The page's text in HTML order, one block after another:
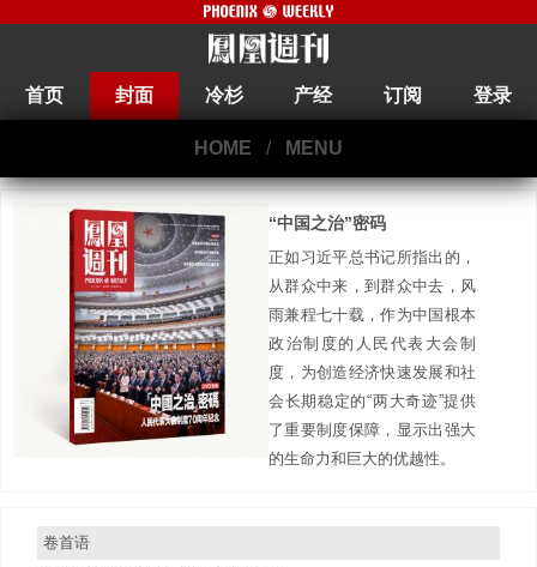
首页 封面 冷杉 产经 订阅 登录
HOME / MENU
“中国之治”密码
正如习近平总书记所指出的，
从群众中来，到群众中去，风
雨兼程七十载，作为中国根本
政治制度的人民代表大会制
度，为创造经济快速发展和社
会长期稳定的“两大奇迹”提供
了重要制度保障，显示出强大
的生命力和巨大的优越性。
卷首语